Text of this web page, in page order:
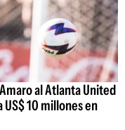
al Atlanta United
US$ 10 millones en